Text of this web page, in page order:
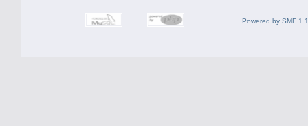
Powered by SMF